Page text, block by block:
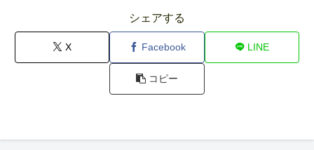
シェアする
X Facebook LINE
コピー